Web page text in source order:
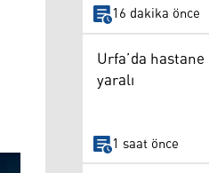
16 dakika önce
Urfa’da
yaralı
1 saat önce